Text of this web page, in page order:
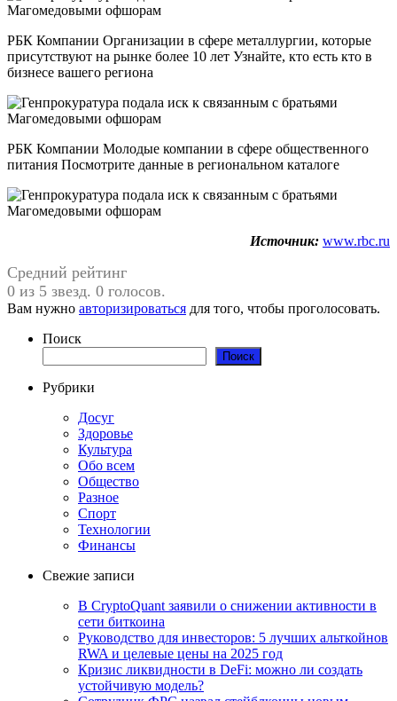
РБК Компании Организации в сфере металлургии, которые
присутствуют на рынке более 10 лет Узнайте, кто есть кто в
бизнесе вашего региона
РБК Компании Молодые компании в сфере общественного
питания Посмотрите данные в региональном каталоге
Источник: www.rbc.ru
Средний рейтинг
0 из 5 звезд. 0 голосов.
Вам нужно авторизироваться для того, чтобы проголосовать.
Поиск
Поиск
Рубрики
Досуг
Здоровье
Культура
Обо всем
Общество
Разное
Спорт
Технологии
Финансы
Свежие записи
В CryptoQuant заявили о снижении активности в
сети биткоина
Руководство для инвесторов: 5 лучших альткойнов
RWA и целевые цены на 2025 год
Кризис ликвидности в DeFi: можно ли создать
устойчивую модель?